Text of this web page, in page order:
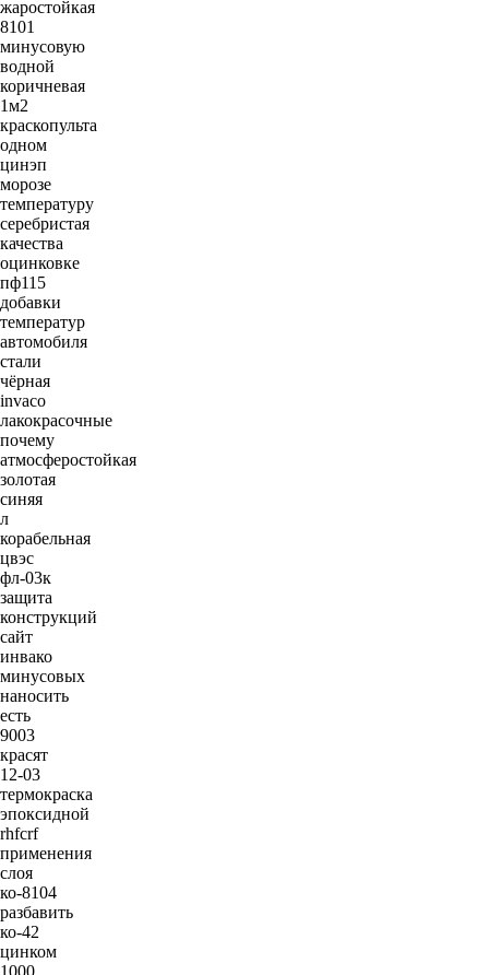
жаростойкая
8101
минусовую
водной
коричневая
1м2
краскопульта
одном
цинэп
морозе
температуру
серебристая
качества
оцинковке
пф115
добавки
температур
автомобиля
стали
чёрная
invaco
лакокрасочные
почему
атмосферостойкая
золотая
синяя
л
корабельная
цвэс
фл-03к
защита
конструкций
сайт
инвако
минусовых
наносить
есть
9003
красят
12-03
термокраска
эпоксидной
rhfcrf
применения
слоя
ко-8104
разбавить
ко-42
цинком